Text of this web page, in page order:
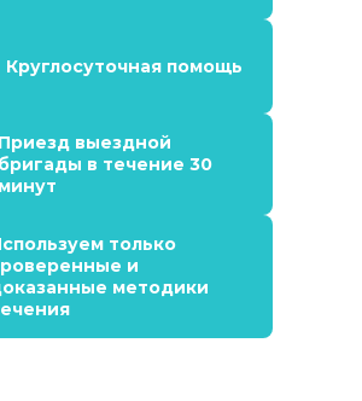
Круглосуточная помощь
Приезд выездной
бригады в течение 30
минут
только
и
методики